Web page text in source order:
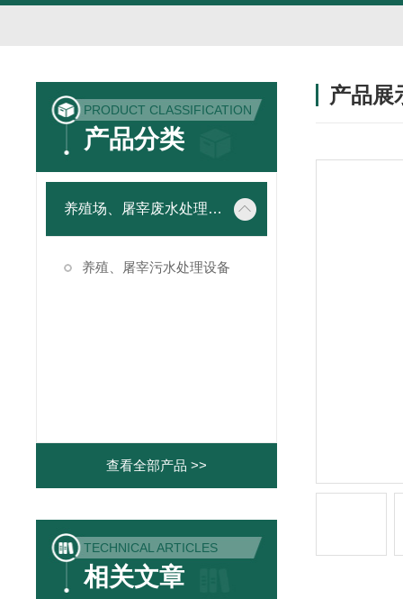
PRODUCT CLASSIFICATION
产品分类
养殖场、屠宰废水处理设备
养殖、屠宰污水处理设备
查看全部产品 >>
TECHNICAL ARTICLES
相关文章
产品展